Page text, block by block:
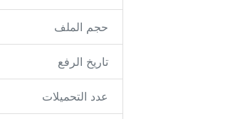
حجم الملف
تاريخ الرفع
عدد التحميلات